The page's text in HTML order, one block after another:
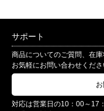
サポート
商品についてのご質問、在
お気軽にお問い合わせくだ
対応は営業日の10：00～17